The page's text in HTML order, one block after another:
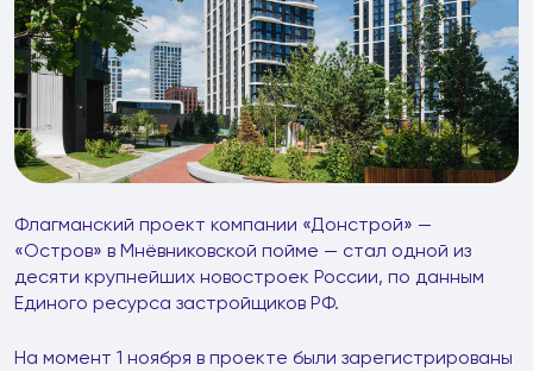
Флагманский проект компании «Донстрой» —
«Остров» в Мнёвниковской пойме — стал одной из
десяти крупнейших новостроек России, по данным
Единого ресурса застройщиков РФ.
На момент 1 ноября в проекте были зарегистрированы